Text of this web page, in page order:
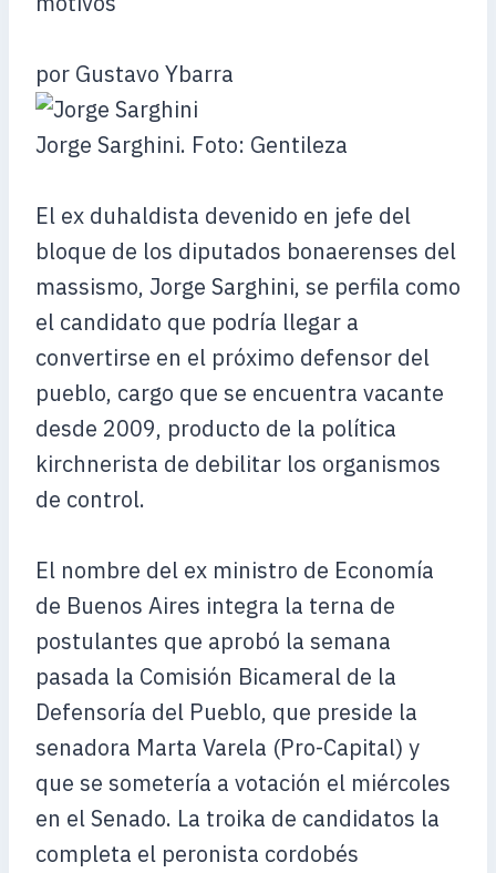
por Gustavo Ybarra
Jorge Sarghini. Foto: Gentileza
El ex duhaldista devenido en jefe del
bloque de los diputados bonaerenses del
massismo, Jorge Sarghini, se perfila como
el candidato que podría llegar a
convertirse en el próximo defensor del
pueblo, cargo que se encuentra vacante
desde 2009, producto de la política
kirchnerista de debilitar los organismos
de control.
El nombre del ex ministro de Economía
de Buenos Aires integra la terna de
postulantes que aprobó la semana
pasada la Comisión Bicameral de la
Defensoría del Pueblo, que preside la
senadora Marta Varela (Pro-Capital) y
que se sometería a votación el miércoles
en el Senado. La troika de candidatos la
completa el peronista cordobés